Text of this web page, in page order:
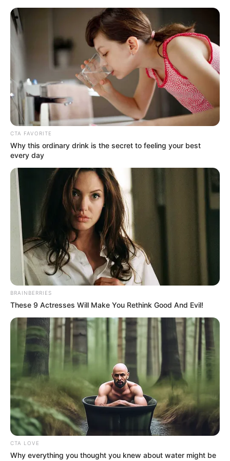
Como Fazer um Porta-treco com
Latas Reaproveitadas
Porta-trecos
são essenciais para ajudar a manter
a ordem em diversos cômodos da casa. Além de
serem funcionais para a arrumação, esse tipo de
organizador pode enfeitar e dar vida a
diversos cantinhos da casa. Por isso, vamos
mostrar, passo a passo,como fazer um porta-
CTA FAVORITE
Why this ordinary drink is the secret to feeling your best
every day
BRAINBERRIES
These 9 Actresses Will Make You Rethink Good And Evil!
CTA LOVE
Why everything you thought you knew about water might be